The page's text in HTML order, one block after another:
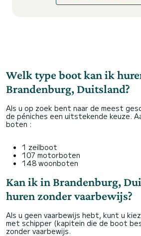
Welk type boot kan ik
Brandenburg, Duitsland?
Als u op zoek bent naar de meest
de péniches een uitstekende keuze.
boten :
1 zeilboot
107 motorboten
148 woonboten
Kan ik in Brandenburg,
huren zonder vaarbewijs?
Als u geen vaarbewijs hebt, kunt u
met schipper (kapitein die de boot
zonder vaarbewijs.